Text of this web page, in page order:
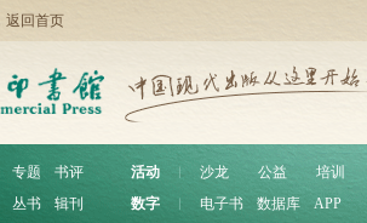
返回首页
专题
书评
丛书 辑刊
活动 沙龙 公益
培训
数字
电子书 数据库 APP